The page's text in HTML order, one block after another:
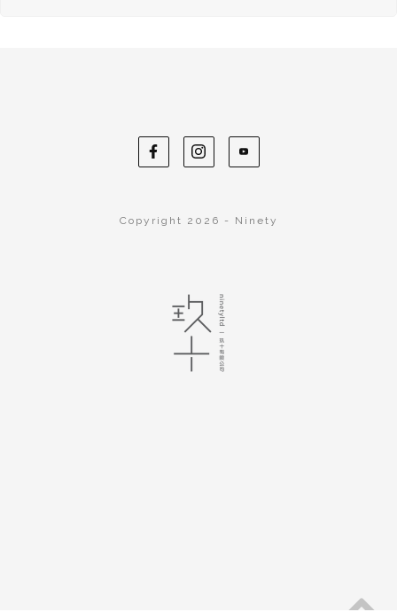
Copyright 2026 - Ninety